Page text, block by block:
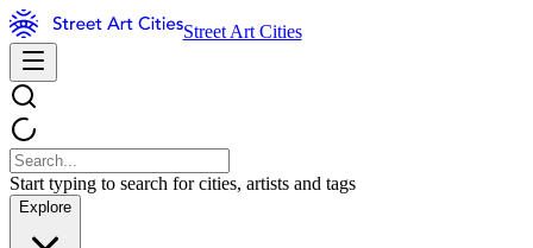
Street Art Cities
Start typing to search for cities, artists and tags
Explore